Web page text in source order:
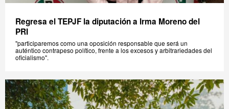
Regresa el TEPJF la diputación a Irma Moreno del
PRI
"participaremos como una oposición responsable que será un
auténtico contrapeso político, frente a los excesos y arbitrariedades del
oficialismo".